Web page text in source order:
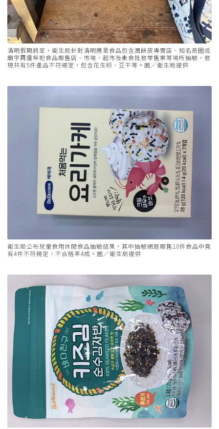
清明假期將至，衛生局針對清明應景食品包含潤餅皮專賣店、知名商圈或
廟宇周邊祭祀食品販售店、市場、超市及素食批發零售業等場所抽驗，發
現共有5件產品不符規定，包含花生粉、豆干等。圖／衛生局提供
衛生局公布兒童食用休閒食品抽驗結果，其中抽驗網路販售10件食品中竟
有4件不符規定，不合格率4成。圖／衛生局提供